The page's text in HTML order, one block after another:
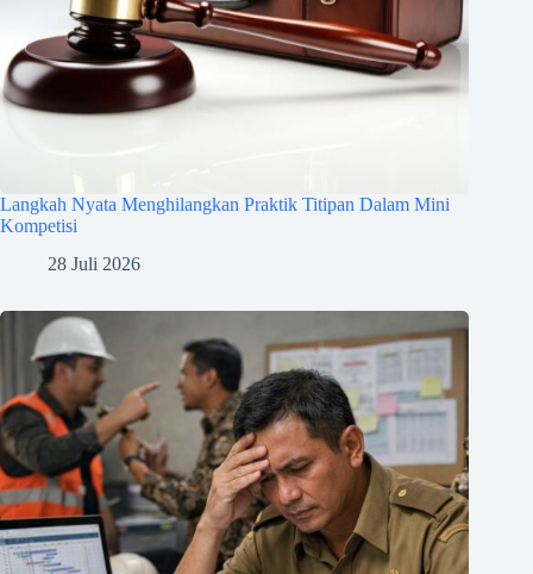
Langkah Nyata Menghilangkan Praktik Titipan Dalam Mini
Kompetisi
28 Juli 2026